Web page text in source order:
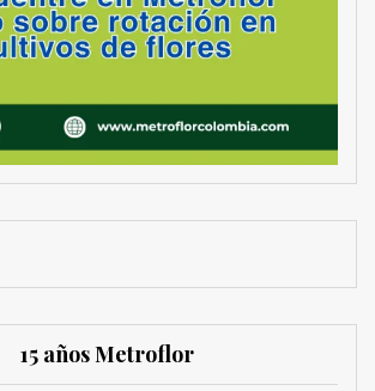
15 años Metroflor